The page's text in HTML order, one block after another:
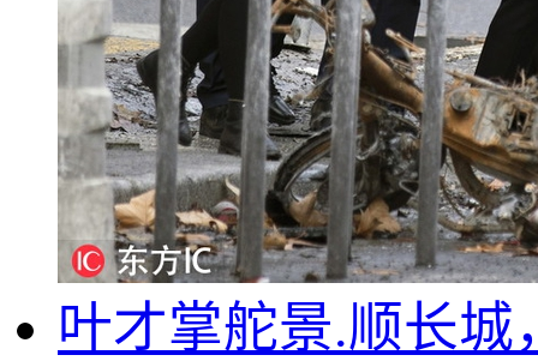
叶才掌舵景.顺长